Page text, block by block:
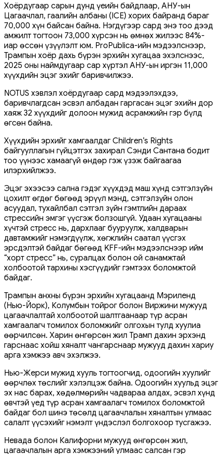
Хоёрдугаар сарын дунд үеийн байдлаар, АНУ-ын
Цагаачлал, гаалийн албаны (ICE) хорих байранд бараг
70,000 хүн байсан байна. Нэгдүгээр сард энэ тоо дээд
амжилт тогтоон 73,000 хүрсэн нь өмнөх жилээс 84%-
иар өссөн үзүүлэлт юм. ProPublica-ийн мэдээлснээр,
Трампын хоёр дахь бүрэн эрхийн хугацаа эхэлснээс,
2025 оны наймдугаар сар хүртэл АНУ-ын иргэн 11,000
хүүхдийн эцэг эхийг баривчилжээ.
NOTUS хэвлэл хоёрдугаар сард мэдээлэхдээ,
баривчлагдсан эсвэл албадан гаргасан эцэг эхийн дор
хаяж 32 хүүхдийг долоон мужид асрамжийн гэр бүлд
өгсөн байна.
Хүүхдийн эрхийг хамгаалдаг Children’s Rights
байгууллагын гүйцэтгэх захирал Сэнди Сантана бодит
тоо үүнээс хамаагүй өндөр гэж үзэж байгаагаа
илэрхийлжээ.
Эцэг эхээсээ сална гэдэг хүүхдэд маш хүнд сэтгэлзүйн
цохилт өгдөг бөгөөд эрүүл мэнд, сэтгэлзүйн олон
асуудал, тухайлбал сэтгэл зүйн гэмтлийн дараах
стрессийн эмгэг үүсгэж болзошгүй. Удаан хугацааны
хүчтэй стресс нь, дархлааг бууруулж, халдварын
давтамжийг нэмэгдүүлж, хөгжлийн саатал үүсгэх
эрсдэлтэй байдаг бөгөөд KFF-ийн мэдээлснээр ийм
“хорт стресс” нь, суралцах болон ой санамжтай
холбоотой тархины хэсгүүдийг гэмтээх боломжтой
байдаг.
Трампын анхны бүрэн эрхийн хугацаанд Мэриленд
(Нью-Йорк), Колумбын тойрог болон Виржини мужууд
цагаачлалтай холбоотой шалтгаанаар түр асран
хамгаалагч томилох боломжийг олгохын тулд хуулиа
өөрчилсөн. Харин өнгөрсөн жил Трамп дахин эрхэнд
гарснаас хойш хяналт чангарснаар мужууд дахин хариу
арга хэмжээ авч эхэлжээ.
Нью-Жерси мужид хууль тогтоогчид, одоогийн хуулийг
өөрчлөх төслийг хэлэлцэж байна. Одоогийн хуульд эцэг
эх нас барах, хөдөлмөрийн чадвараа алдах, эсвэл хүнд
өвчтэй үед түр асран хамгаалагч томилох боломжтой
байдаг бол шинэ төсөлд цагаачлалын хяналтын улмаас
салалт үүсэхийг нэмэлт үндэслэл болгохоор тусгажээ.
Невада болон Калифорни мужууд өнгөрсөн жил,
цагаачлалын арга хэмжээний улмаас салсан гэр